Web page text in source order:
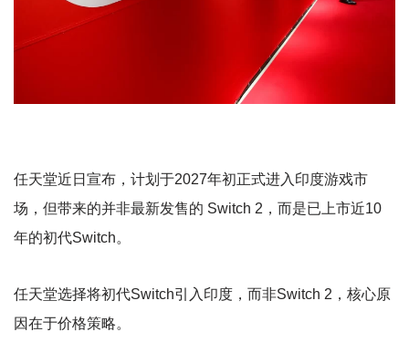
任天堂近日宣布，计划于2027年初正式进入印度游戏市
场，但带来的并非最新发售的 Switch 2，而是已上市近10
年的初代Switch。
任天堂选择将初代Switch引入印度，而非Switch 2，核心原
因在于价格策略。